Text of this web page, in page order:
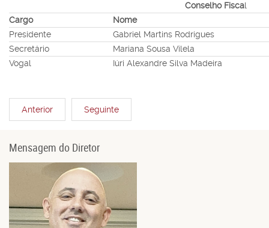
Conselho Fiscal
Cargo
Nome
Presidente
Gabriel Martins Rodrigues
Secretário
Mariana Sousa Vilela
Vogal
Iúri Alexandre Silva Madeira
Anterior Seguinte
Mensagem do Diretor